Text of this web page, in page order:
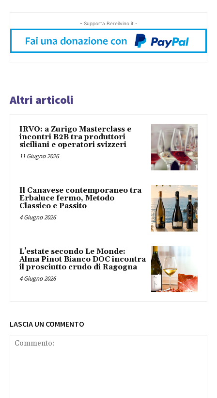
- Supporta Bereilvino.it -
Altri articoli
IRVO: a Zurigo Masterclass e
incontri B2B tra produttori
siciliani e operatori svizzeri
11 Giugno 2026
Il Canavese contemporaneo tra
Erbaluce fermo, Metodo
Classico e Passito
4 Giugno 2026
L’estate secondo Le Monde:
Alma Pinot Bianco DOC incontra
il prosciutto crudo di Ragogna
4 Giugno 2026
LASCIA UN COMMENTO